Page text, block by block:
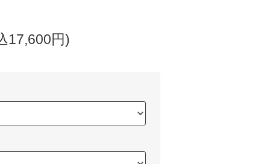
17,600円)